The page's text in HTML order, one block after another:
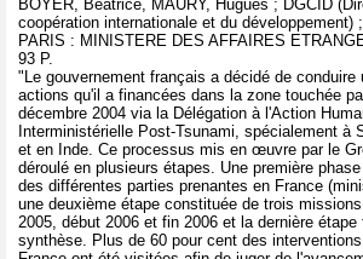
BOYER, Béatrice, MAURY, Hugues ; DGCID
coopération internationale et du développement)
PARIS : MINISTERE DES AFFAIRES
93 P.
"Le gouvernement français a décidé de conduire
actions qu'il a financées dans la zone touchée
décembre 2004 via la Délégation à l'Action
Interministérielle Post-Tsunami, spécialement à
et en Inde. Ce processus mis en œuvre par le
déroulé en plusieurs étapes. Une première
des différentes parties prenantes en France
une deuxième étape constituée de trois
2005, début 2006 et fin 2006 et la dernière
synthèse. Plus de 60 pour cent des